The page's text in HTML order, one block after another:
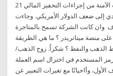
21 تموز (يوليو) 2020 وتستفيد الملاذات الآمنة من إجراءات التحفيز المالي
إلى ضعف الدولار الأمريكي. وجاءت
كانت الشركة تسمح بالمتاجرة
منصة ميتاتريدر ؟ ما هي الطريقة
الذهب والنفط ؟ شكراً. زوج الذهب/
المستخدم في اختزال اسم العملة
الأول، وأاحيانًا مع تغيرات التعبير عن